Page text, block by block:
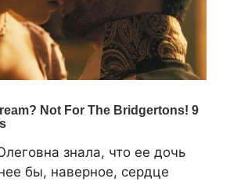
знала, что ее дочь
бы, наверное, сердце